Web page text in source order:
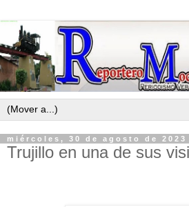
miércoles, 30 de agosto de 2023
Trujillo en una de sus